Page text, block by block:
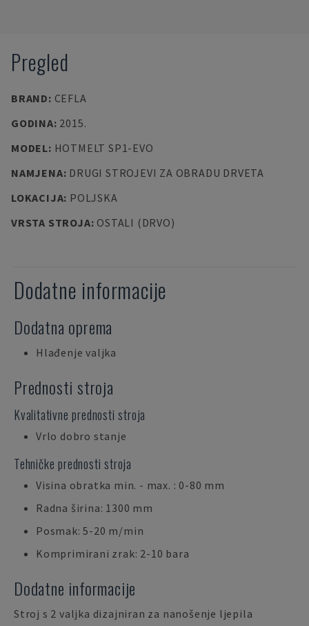
Pregled
BRAND: CEFLA
GODINA: 2015.
MODEL: HOTMELT SP1-EVO
NAMJENA: DRUGI STROJEVI ZA OBRADU DRVETA
LOKACIJA: POLJSKA
VRSTA STROJA: OSTALI (DRVO)
Dodatne informacije
Dodatna oprema
Hlađenje valjka
Prednosti stroja
Kvalitativne prednosti stroja
Vrlo dobro stanje
Tehničke prednosti stroja
Visina obratka min. - max. : 0-80 mm
Radna širina: 1300 mm
Posmak: 5-20 m/min
Komprimirani zrak: 2-10 bara
Dodatne informacije
Stroj s 2 valjka dizajniran za nanošenje ljepila